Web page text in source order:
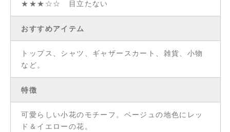
★★★☆☆ 目立たない
おすすめアイテム
トップス、シャツ、ギャザースカート、雑貨、小物
など。
特徴
可愛らしい小花のモチーフ。ベージュの地色にレッ
ド＆イエローの花。